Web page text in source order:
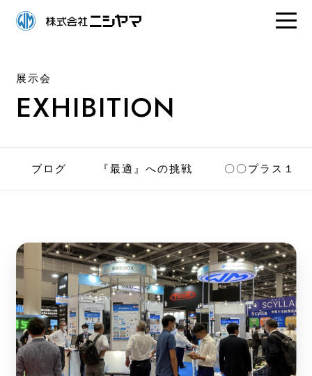
展示会
EXHIBITION
ブログ 『最適』への挑戦 〇〇プラス１